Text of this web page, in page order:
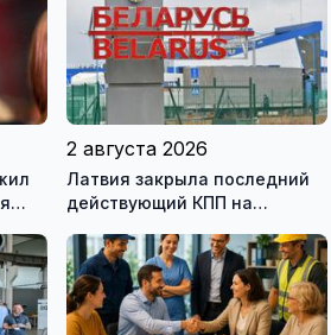
2 августа 2026
Латвия закрыла последний
действующий КПП на